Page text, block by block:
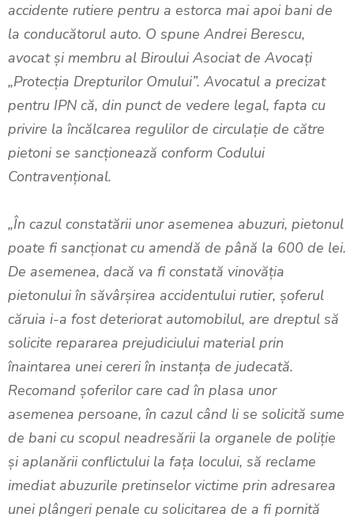
accidente rutiere pentru a estorca mai apoi bani de
la conducătorul auto. O spune Andrei Berescu,
avocat şi membru al Biroului Asociat de Avocați
„Protecția Drepturilor Omului”. Avocatul a precizat
pentru IPN că, din punct de vedere legal, fapta cu
privire la încălcarea regulilor de circulație de către
pietoni se sancționează conform Codului
Contravențional.
„În cazul constatării unor asemenea abuzuri, pietonul
poate fi sancționat cu amendă de până la 600 de lei.
De asemenea, dacă va fi constată vinovăția
pietonului în săvârșirea accidentului rutier, șoferul
căruia i-a fost deteriorat automobilul, are dreptul să
solicite repararea prejudiciului material prin
înaintarea unei cereri în instanța de judecată.
Recomand șoferilor care cad în plasa unor
asemenea persoane, în cazul când li se solicită sume
de bani cu scopul neadresării la organele de poliție
și aplanării conflictului la fața locului, să reclame
imediat abuzurile pretinselor victime prin adresarea
unei plângeri penale cu solicitarea de a fi pornită